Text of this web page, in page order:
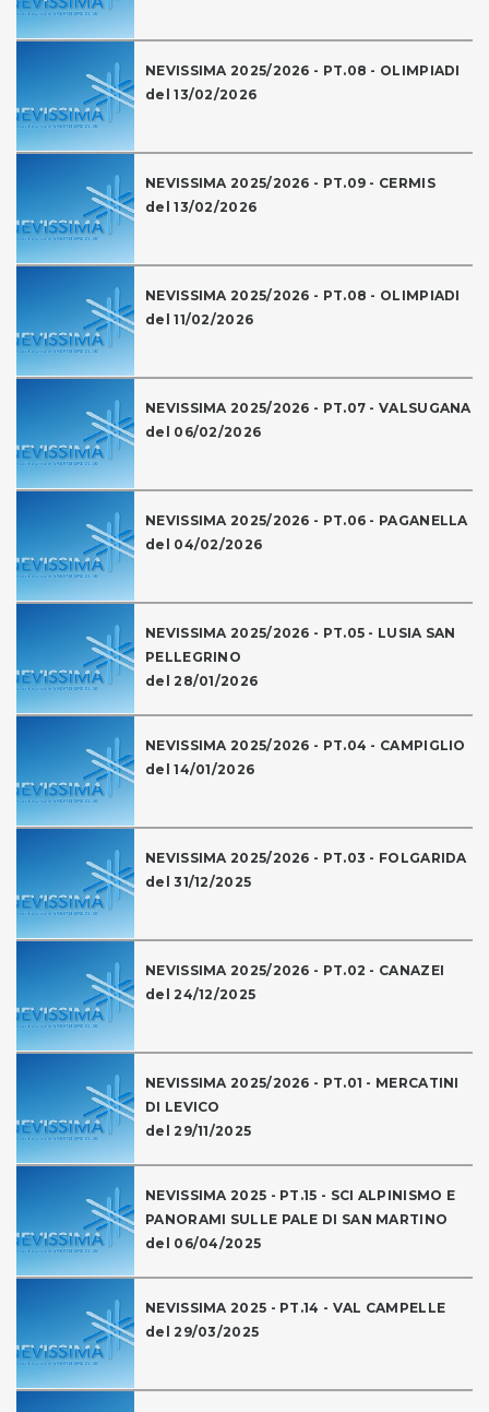
NEVISSIMA 2025/2026 - PT.08 - OLIMPIADI
del 13/02/2026
NEVISSIMA 2025/2026 - PT.09 - CERMIS
del 13/02/2026
NEVISSIMA 2025/2026 - PT.08 - OLIMPIADI
del 11/02/2026
NEVISSIMA 2025/2026 - PT.07 - VALSUGANA
del 06/02/2026
NEVISSIMA 2025/2026 - PT.06 - PAGANELLA
del 04/02/2026
NEVISSIMA 2025/2026 - PT.05 - LUSIA SAN
PELLEGRINO
del 28/01/2026
NEVISSIMA 2025/2026 - PT.04 - CAMPIGLIO
del 14/01/2026
NEVISSIMA 2025/2026 - PT.03 - FOLGARIDA
del 31/12/2025
NEVISSIMA 2025/2026 - PT.02 - CANAZEI
del 24/12/2025
NEVISSIMA 2025/2026 - PT.01 - MERCATINI
DI LEVICO
del 29/11/2025
NEVISSIMA 2025 - PT.15 - SCI ALPINISMO E
PANORAMI SULLE PALE DI SAN MARTINO
del 06/04/2025
NEVISSIMA 2025 - PT.14 - VAL CAMPELLE
del 29/03/2025